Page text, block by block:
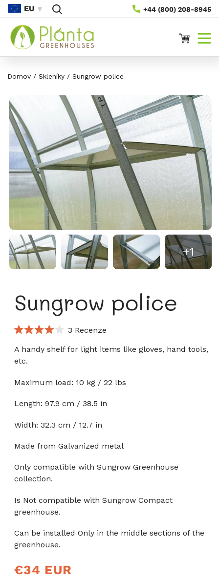
Na
Obsah
+44 (800) 208-8945
EU
Vozík
Domov / Skleníky / Sungrow police
+1
Sungrow police
4.0
z
5
3 RecenzeKlikněte
přechod
recenzím
A handy shelf for light items like gloves, hand tools,
etc.
Maximum load: 10 kg / 22 lbs
Length: 97.9 cm / 38.5 in
Width: 32.3 cm / 12.7 in
Made from Galvanized metal
Only compatible with Sungrow Greenhouse
collection.
Is Not compatible with Sungrow Compact
greenhouse.
Can be installed Only in the middle sections of the
greenhouse.
Běžná
cena
€34 EUR